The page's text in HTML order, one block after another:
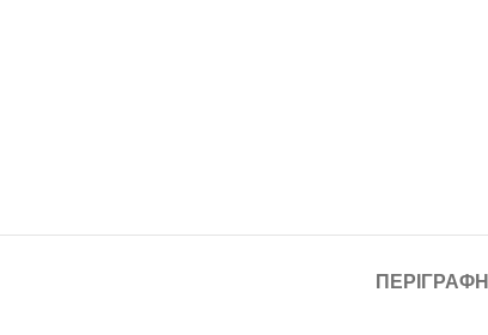
ΠΕΡΙΓΡΑΦΉ